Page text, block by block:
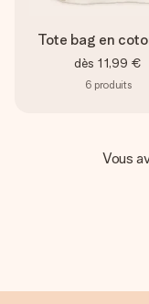
Tote bag en
dès 11,99 €
6 produits
Vous